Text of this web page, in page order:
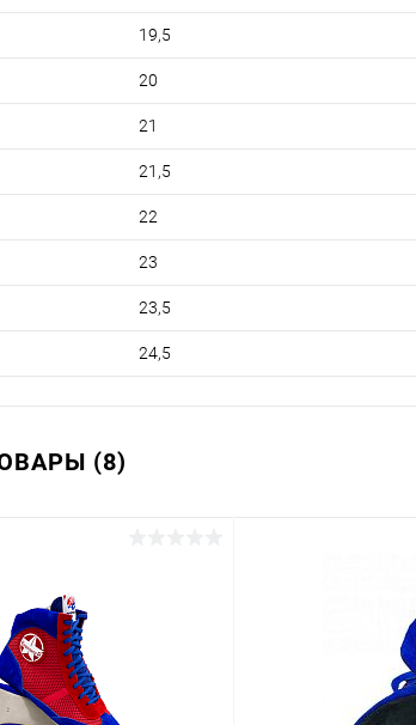
19,5
20
21
21,5
22
23
23,5
24,5
(8)